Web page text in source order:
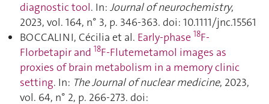
diagnostic tool. In: Journal of neurochemistry,
2023, vol. 164, n° 3, p. 346‑363. doi: 10.1111/jnc.15561
BOCCALINI, Cécilia et al. Early-phase 18F-
Florbetapir and 18F-Flutemetamol images as
proxies of brain metabolism in a memory clinic
setting. In: The Journal of nuclear medicine, 2023,
vol. 64, n° 2, p. 266‑273. doi: